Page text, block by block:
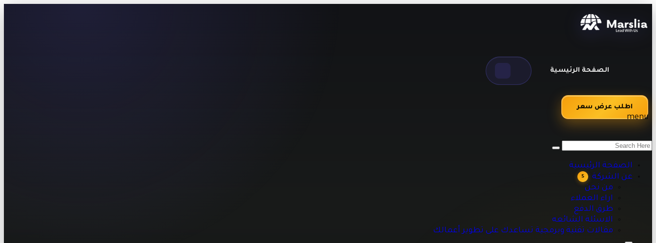
الصفحة الرئيسية
اراء العملاء
الاسئلة الشائعه
مقالات تقنية وبرمجية تساعدك على تطوير أعمالك
خدمات استضافة المواقع والسيرفرات المدارة | مؤسسة مارسيليا للبرمجيات
اطلب عرض سعر
menu
الصفحة الرئيسية
عن الشركة
5
من نحن
اراء العملاء
طرق الدفع
الاسئلة الشائعه
مقالات تقنية وبرمجية تساعدك على تطوير أعمالك